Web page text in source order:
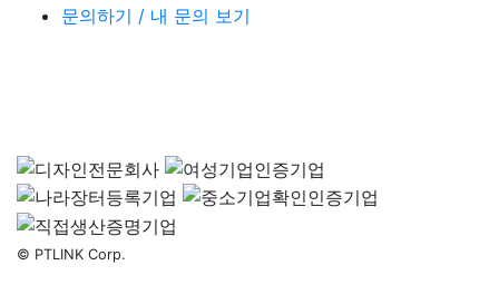
문의하기 / 내 문의 보기
© PTLINK Corp.